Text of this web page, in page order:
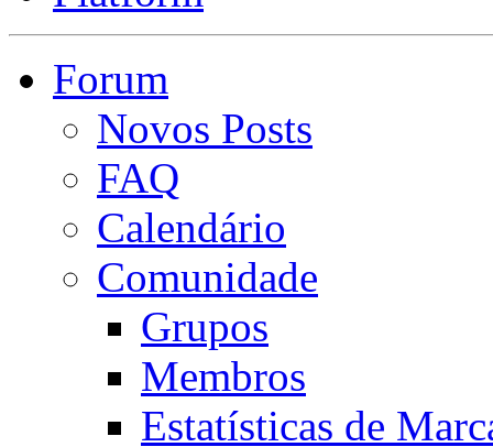
Forum
Novos Posts
FAQ
Calendário
Comunidade
Grupos
Membros
Estatísticas de